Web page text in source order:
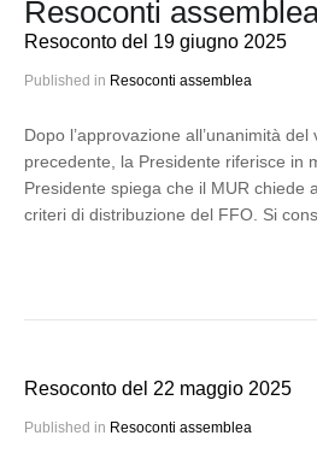
Resoconti
Resoconto del 19 giugno 2025
Published in Resoconti assemblea
Dopo l’approvazione all’unanimità
precedente, la Presidente riferisce in
Presidente spiega che il MUR chiede
criteri di distribuzione del FFO. Si
Resoconto del 22 maggio 2025
Published in Resoconti assemblea